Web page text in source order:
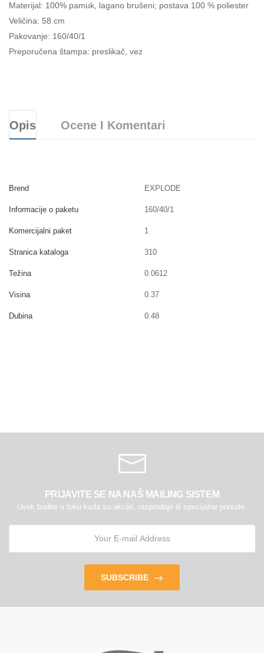
Materijal: 100% pamuk, lagano brušeni; postava 100 % poliester
Veličina: 58 cm
Pakovanje: 160/40/1
Preporučena štampa: preslikač, vez
Opis Ocene I Komentari
Brend EXPLODE
Informacije o paketu 160/40/1
Komercijalni paket 1
Stranica kataloga 310
Težina 0.0612
Visina 0.37
Dubina 0.48
PRIJAVITE SE NA NAŠ MAILING SISTEM
Uvek budite u toku kada su akcije, rasprodaje ili specijalne ponude.
SUBSCRIBE